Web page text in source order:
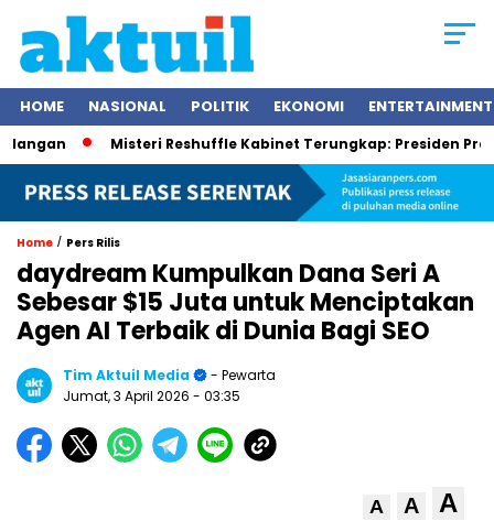
HOME NASIONAL POLITIK EKONOMI ENTERTAINMENT
Misteri Reshuffle Kabinet Terungkap: Presiden Prabowo
Home / Pers Rilis
daydream Kumpulkan Dana Seri A
Sebesar $15 Juta untuk Menciptakan
Agen AI Terbaik di Dunia Bagi SEO
Tim Aktuil Media
- Pewarta
Jumat, 3 April 2026 - 03:35
A A A